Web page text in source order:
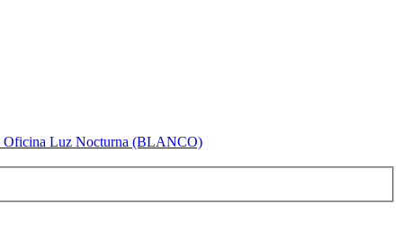
Oficina Luz Nocturna (BLANCO)